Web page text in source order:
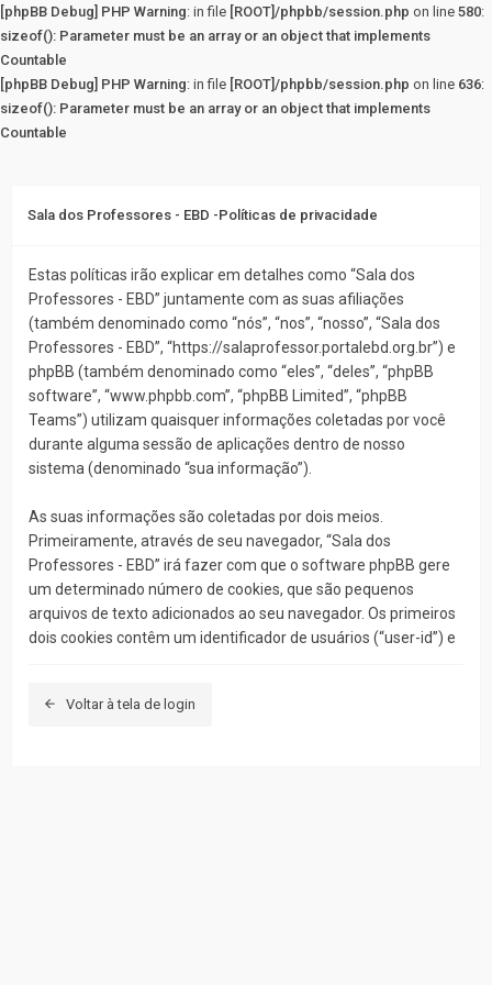
[phpBB Debug] PHP Warning: in file [ROOT]/phpbb/session.php on line 580:
sizeof(): Parameter must be an array or an object that implements
Countable
[phpBB Debug] PHP Warning: in file [ROOT]/phpbb/session.php on line 636:
sizeof(): Parameter must be an array or an object that implements
Countable
Sala dos Professores - EBD -Políticas de privacidade
Estas políticas irão explicar em detalhes como “Sala dos
Professores - EBD” juntamente com as suas afiliações
(também denominado como “nós”, “nos”, “nosso”, “Sala dos
Professores - EBD”, “https://salaprofessor.portalebd.org.br”) e
phpBB (também denominado como “eles”, “deles”, “phpBB
software”, “www.phpbb.com”, “phpBB Limited”, “phpBB
Teams”) utilizam quaisquer informações coletadas por você
durante alguma sessão de aplicações dentro de nosso
sistema (denominado “sua informação”).
As suas informações são coletadas por dois meios.
Primeiramente, através de seu navegador, “Sala dos
Professores - EBD” irá fazer com que o software phpBB gere
um determinado número de cookies, que são pequenos
arquivos de texto adicionados ao seu navegador. Os primeiros
dois cookies contêm um identificador de usuários (“user-id”) e
terceiro cookie será criado uma vez que você tenha
Voltar à tela de login